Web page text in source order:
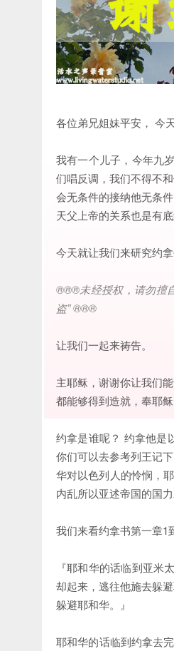
各位弟兄姐妹平安， 今
我有一个儿子，今年九
们唱反调，我们不得不
会无条件的接纳他无条
天父上帝的关系也是有底
今天就让我们来研究约
®®®未经授权，请勿擅
盗” ®®®
让我们一起来祷告。
主耶稣，谢谢你让我们
都能够得到造就，奉耶稣
约拿是谁呢？ 约拿他是
你们可以去参考列王记
华对以色列人的怜悯，
内乱所以亚述帝国的国力
我们来看约拿书第一章1
『耶和华的话临到亚
却起来，逃往他施去躲
躲避耶和华。』
耶和华的话临到约拿去